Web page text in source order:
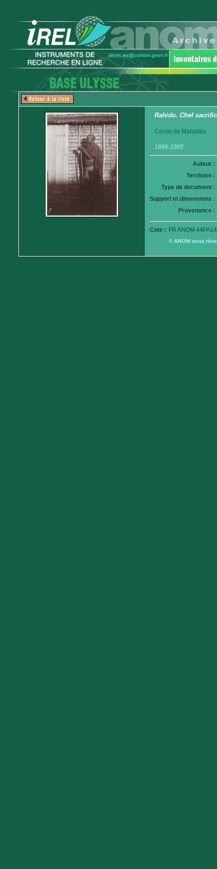
Rahido. Chef
Cercle de Mahafaly.
1896-1905
Auteur :
Territoire :
Type de document :
Support et dimensions :
Provenance :
Cote : FR ANOM
© ANOM sous